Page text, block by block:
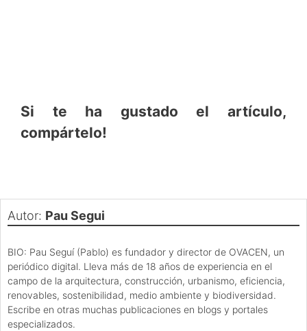
Si te ha gustado el artículo,
compártelo!
Autor: Pau Segui
BIO: Pau Seguí (Pablo) es fundador y director de OVACEN, un
periódico digital. Lleva más de 18 años de experiencia en el
campo de la arquitectura, construcción, urbanismo, eficiencia,
renovables, sostenibilidad, medio ambiente y biodiversidad.
Escribe en otras muchas publicaciones en blogs y portales
especializados.